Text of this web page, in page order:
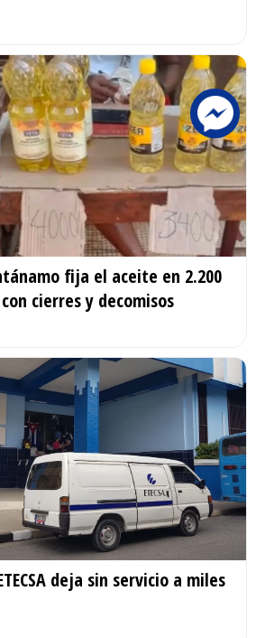
fija el aceite en 2.200
cierres y decomisos
deja sin servicio a miles